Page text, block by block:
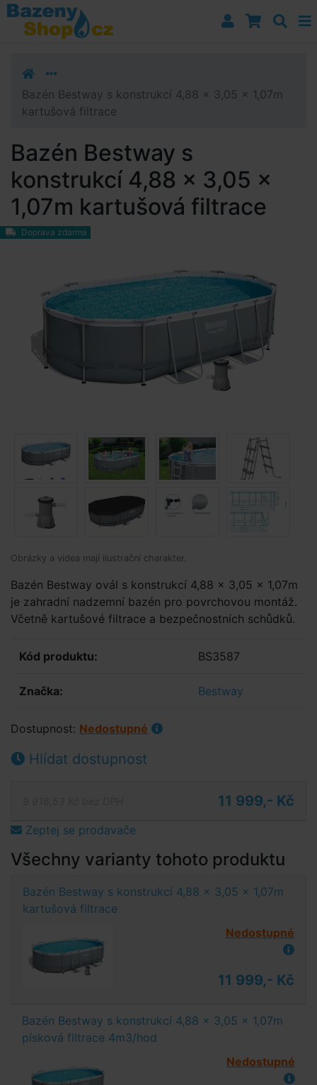
Přejít k navigaci
Přejít na obsah
Přejít k postrannímu sloupci
Bazén Bestway s konstrukcí 4,88 x 3,05 x 1,07m
kartušová filtrace
Bazén Bestway s
konstrukcí 4,88 x 3,05 x
1,07m kartušová filtrace
Doprava zdarma
Obrázky a videa mají ilustrační charakter.
Bazén Bestway ovál s konstrukcí 4,88 x 3,05 x 1,07m
je zahradní nadzemní bazén pro povrchovou montáž.
Včetně kartušové filtrace a bezpečnostních schůdků.
Kód produktu: BS3587
Značka: Bestway
Dostupnost: Nedostupné
Hlídat dostupnost
11 999,- Kč
Zeptej se prodavače
Všechny varianty tohoto produktu
Bazén Bestway s konstrukcí 4,88 x 3,05 x 1,07m
kartušová filtrace
Nedostupné
11 999,- Kč
Bazén Bestway s konstrukcí 4,88 x 3,05 x 1,07m
písková filtrace 4m3/hod
Nedostupné